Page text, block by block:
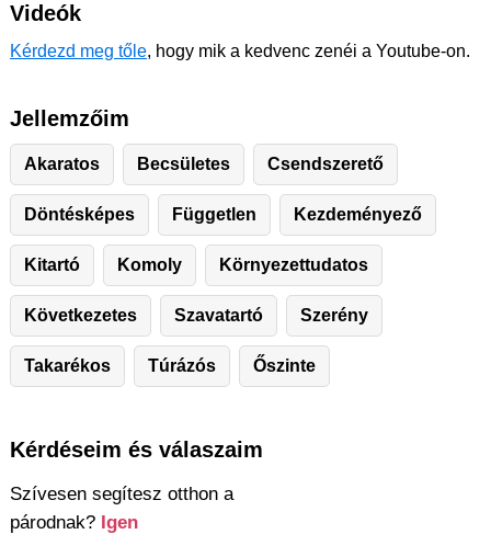
Videók
Kérdezd meg tőle, hogy mik a kedvenc zenéi a Youtube-on.
Jellemzőim
Akaratos Becsületes Csendszerető
Döntésképes Független Kezdeményező
Kitartó Komoly Környezettudatos
Következetes Szavatartó Szerény
Takarékos Túrázós Őszinte
Kérdéseim és válaszaim
Szívesen segítesz otthon a
párodnak? Igen